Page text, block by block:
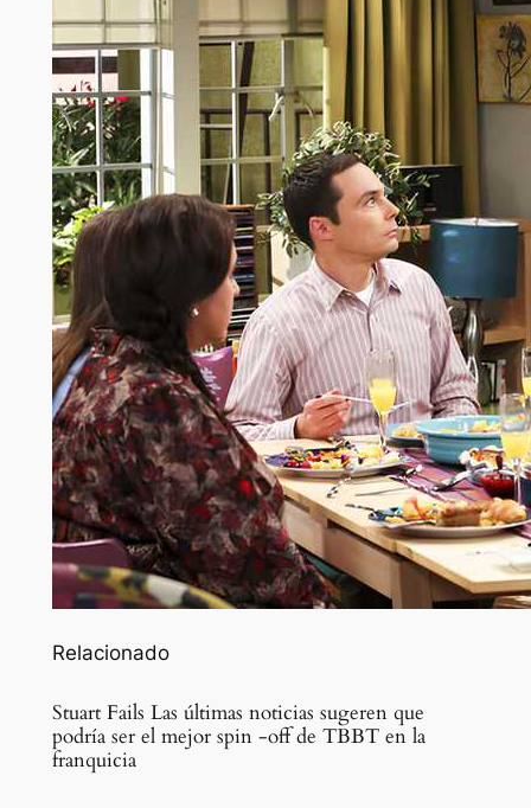
Relacionado
Stuart Fails Las últimas noticias sugeren que
podría ser el mejor spin -off de TBBT en la
franquicia